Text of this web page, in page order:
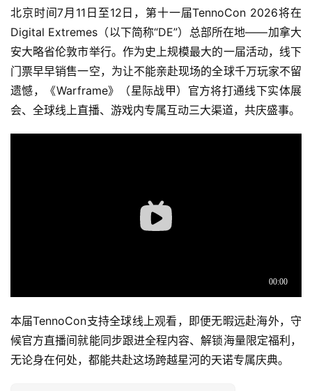
北京时间7月11日至12日，第十一届TennoCon 2026将在
Digital Extremes（以下简称“DE”）总部所在地——加拿大
安大略省伦敦市举行。作为史上规模最大的一届活动，线下
门票早早销售一空，为让不能亲赴现场的全球千万玩家不留
遗憾，《Warframe》（星际战甲）官方将打通线下实体展
会、全球线上直播、游戏内专属互动三大渠道，共庆盛事。
本届TennoCon支持全球线上观看，即便无暇远赴海外，守
候官方直播间就能同步跟进全程内容、解锁海量限定福利，
无论身在何处，都能共赴这场跨越星河的天诺专属庆典。